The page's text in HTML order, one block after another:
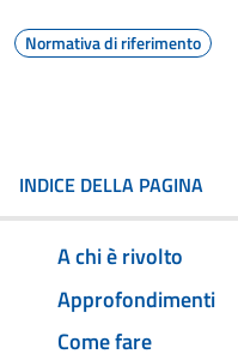
Normativa di riferimento
INDICE DELLA PAGINA
A chi è rivolto
Approfondimenti
Come fare